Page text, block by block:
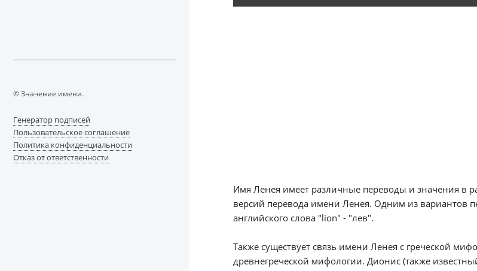
Имя Ленея имеет различные переводы и значения в
версий перевода имени Ленея. Одним из вариантов
английского слова "lion" - "лев".
Также существует связь имени Ленея с греческой
древнегреческой мифологии. Дионис (также
© Значение имени.
Генератор подписей
Пользовательское соглашение
Политика конфиденциальности
Отказ от ответственности